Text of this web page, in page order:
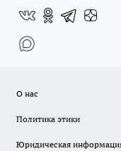
О нас
Политика этики
Юридическая